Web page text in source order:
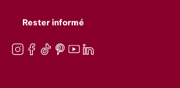
Rester informé